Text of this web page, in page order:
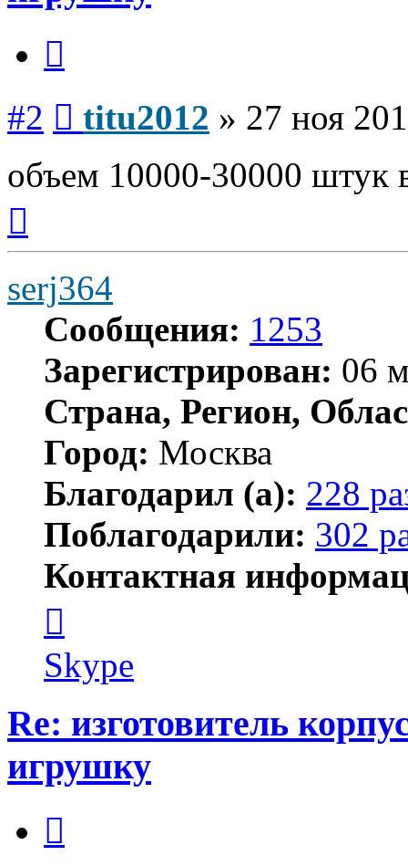
#2 titu2012 » 27 ноя
объем 10000-30000 штук
началу
serj364
Сообщения: 1253
Зарегистрирован: 06
Страна, Регион,
Город: Москва
Благодарил (а): 228
Поблагодарили: 302
Контактная
пользователя
serj364
Skype
Re: изготовитель
игрушку